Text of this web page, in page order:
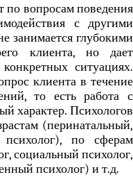
по вопросам поведения
с другими
занимается глубокими
клиента, но дает
ситуациях.
клиента в течение
то есть работа с
характер. Психологов
(перинатальный,
психолог), по сферам
социальный психолог,
психолог) и т.д.